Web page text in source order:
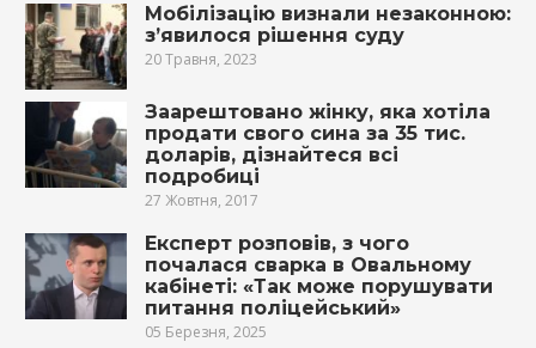
Мобілізацію визнали незаконною:
з’явилося рішення суду
20 Травня, 2023
Заарештовано жінку, яка хотіла
продати свого сина за 35 тис.
доларів, дізнайтеся всі
подробиці
27 Жовтня, 2017
Експерт розповів, з чого
почалася сварка в Овальному
кабінеті: «Так може порушувати
питання поліцейський»
05 Березня, 2025